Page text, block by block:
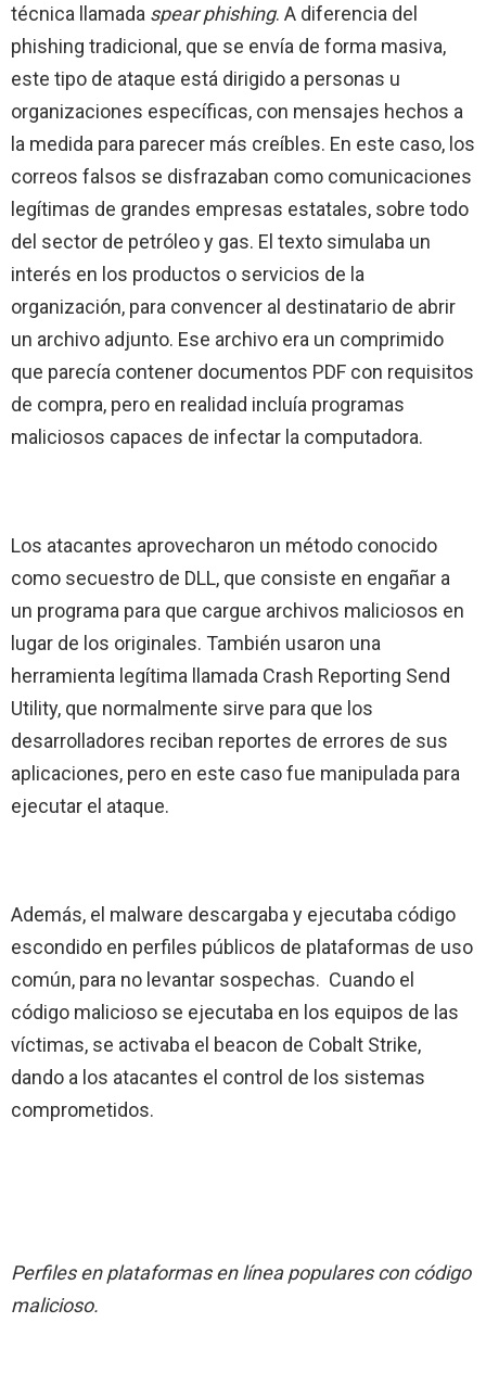
técnica llamada spear phishing. A diferencia del
phishing tradicional, que se envía de forma masiva,
este tipo de ataque está dirigido a personas u
organizaciones específicas, con mensajes hechos a
la medida para parecer más creíbles. En este caso, los
correos falsos se disfrazaban como comunicaciones
legítimas de grandes empresas estatales, sobre todo
del sector de petróleo y gas. El texto simulaba un
interés en los productos o servicios de la
organización, para convencer al destinatario de abrir
un archivo adjunto. Ese archivo era un comprimido
que parecía contener documentos PDF con requisitos
de compra, pero en realidad incluía programas
maliciosos capaces de infectar la computadora.
Los atacantes aprovecharon un método conocido
como secuestro de DLL, que consiste en engañar a
un programa para que cargue archivos maliciosos en
lugar de los originales. También usaron una
herramienta legítima llamada Crash Reporting Send
Utility, que normalmente sirve para que los
desarrolladores reciban reportes de errores de sus
aplicaciones, pero en este caso fue manipulada para
ejecutar el ataque.
Además, el malware descargaba y ejecutaba código
escondido en perfiles públicos de plataformas de uso
común, para no levantar sospechas. Cuando el
código malicioso se ejecutaba en los equipos de las
víctimas, se activaba el beacon de Cobalt Strike,
dando a los atacantes el control de los sistemas
comprometidos.
Perfiles en plataformas en línea populares con código
malicioso.